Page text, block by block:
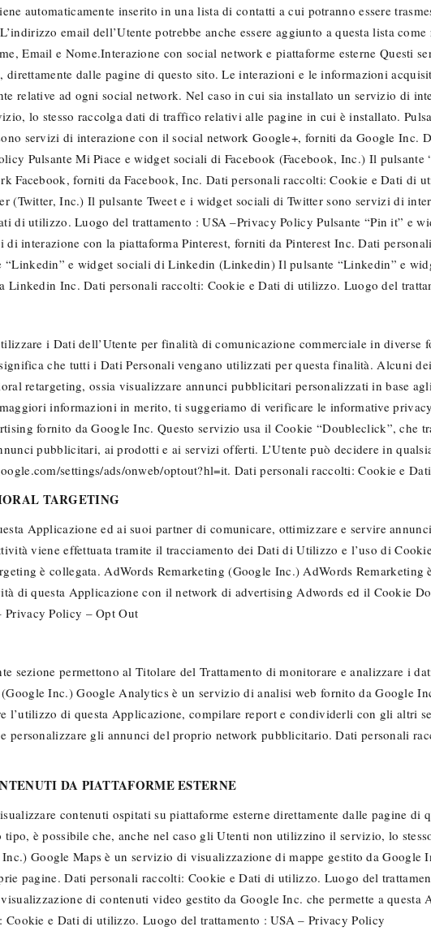
automaticamente inserito in una lista di contatti a cui potranno essere
email dell’Utente potrebbe anche essere aggiunto a questa lista
Email e Nome.Interazione con social network e piattaforme esterne Questi
direttamente dalle pagine di questo sito. Le interazioni e le informazioni
relative ad ogni social network. Nel caso in cui sia installato un servizio di
lo stesso raccolga dati di traffico relativi alle pagine in cui è installato.
servizi di interazione con il social network Google+, forniti da Google
Pulsante Mi Piace e widget sociali di Facebook (Facebook, Inc.) Il
Facebook, forniti da Facebook, Inc. Dati personali raccolti: Cookie e Dati di
(Twitter, Inc.) Il pulsante Tweet e i widget sociali di Twitter sono servizi di
di utilizzo. Luogo del trattamento : USA –Privacy Policy Pulsante “Pin it” e
di interazione con la piattaforma Pinterest, forniti da Pinterest Inc. Dati
“Linkedin” e widget sociali di Linkedin (Linkedin) Il pulsante “Linkedin” e
Linkedin Inc. Dati personali raccolti: Cookie e Dati di utilizzo. Luogo del
i Dati dell’Utente per finalità di comunicazione commerciale in
che tutti i Dati Personali vengano utilizzati per questa finalità. Alcuni
retargeting, ossia visualizzare annunci pubblicitari personalizzati in base
informazioni in merito, ti suggeriamo di verificare le informative
fornito da Google Inc. Questo servizio usa il Cookie “Doubleclick”, che
pubblicitari, ai prodotti e ai servizi offerti. L’Utente può decidere in
settings/ads/onweb/optout?hl=it. Dati personali raccolti: Cookie e
TARGETING
Applicazione ed ai suoi partner di comunicare, ottimizzare e servire
viene effettuata tramite il tracciamento dei Dati di Utilizzo e l’uso di
è collegata. AdWords Remarketing (Google Inc.) AdWords
di questa Applicazione con il network di advertising Adwords ed il Cookie
Privacy Policy – Opt Out
sezione permettono al Titolare del Trattamento di monitorare e analizzare i
Inc.) Google Analytics è un servizio di analisi web fornito da Google
l’utilizzo di questa Applicazione, compilare report e condividerli con gli altri
personalizzare gli annunci del proprio network pubblicitario. Dati personali
DA PIATTAFORME ESTERNE
contenuti ospitati su piattaforme esterne direttamente dalle pagine
è possibile che, anche nel caso gli Utenti non utilizzino il servizio, lo
Google Maps è un servizio di visualizzazione di mappe gestito da Google
pagine. Dati personali raccolti: Cookie e Dati di utilizzo. Luogo del
di contenuti video gestito da Google Inc. che permette a
Cookie e Dati di utilizzo. Luogo del trattamento : USA – Privacy Policy